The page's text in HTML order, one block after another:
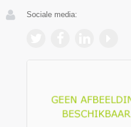
Sociale media: